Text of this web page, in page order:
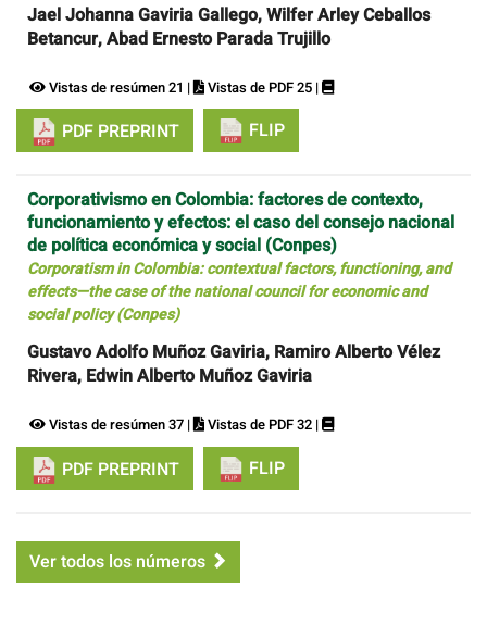
Jael Johanna Gaviria Gallego, Wilfer Arley Ceballos
Betancur, Abad Ernesto Parada Trujillo
Vistas de resúmen 21 | Vistas de PDF 25 |
PDF PREPRINT FLIP
Corporativismo en Colombia: factores de contexto,
funcionamiento y efectos: el caso del consejo nacional
de política económica y social (Conpes)
Corporatism in Colombia: contextual factors, functioning, and
effects—the case of the national council for economic and
social policy (Conpes)
Gustavo Adolfo Muñoz Gaviria, Ramiro Alberto Vélez
Rivera, Edwin Alberto Muñoz Gaviria
Vistas de resúmen 37 | Vistas de PDF 32 |
PDF PREPRINT FLIP
Ver todos los números